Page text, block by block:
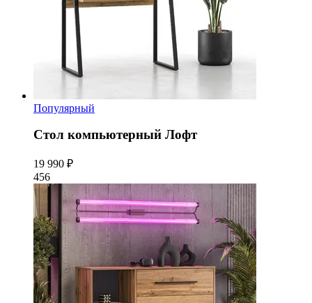
Популярный
Стол компьютерный Лофт
19 990 ₽
456